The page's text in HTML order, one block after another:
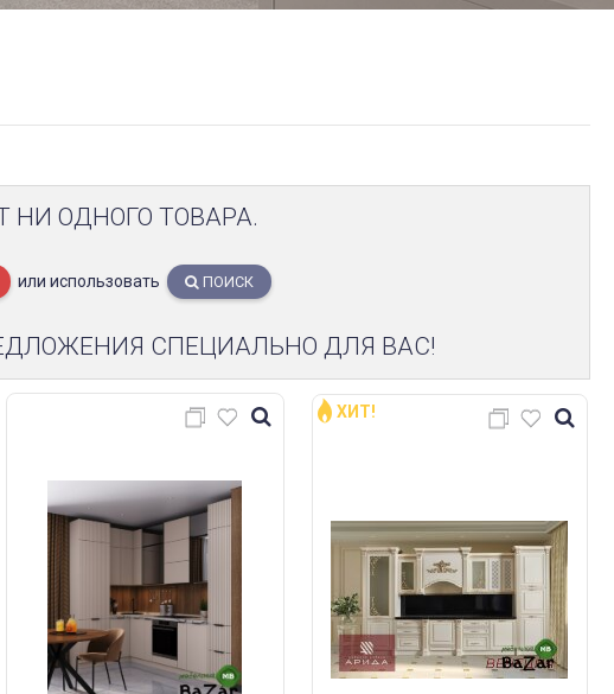
НИ ОДНОГО ТОВАРА.
или использовать ПОИСК
СПЕЦИАЛЬНО ДЛЯ ВАС!
ХИТ!